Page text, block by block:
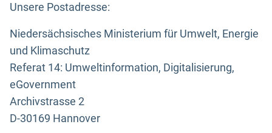
Unsere Postadresse:
Niedersächsisches Ministerium für Umwelt, Energie
und Klimaschutz
Referat 14: Umweltinformation, Digitalisierung,
eGovernment
Archivstrasse 2
D-30169 Hannover